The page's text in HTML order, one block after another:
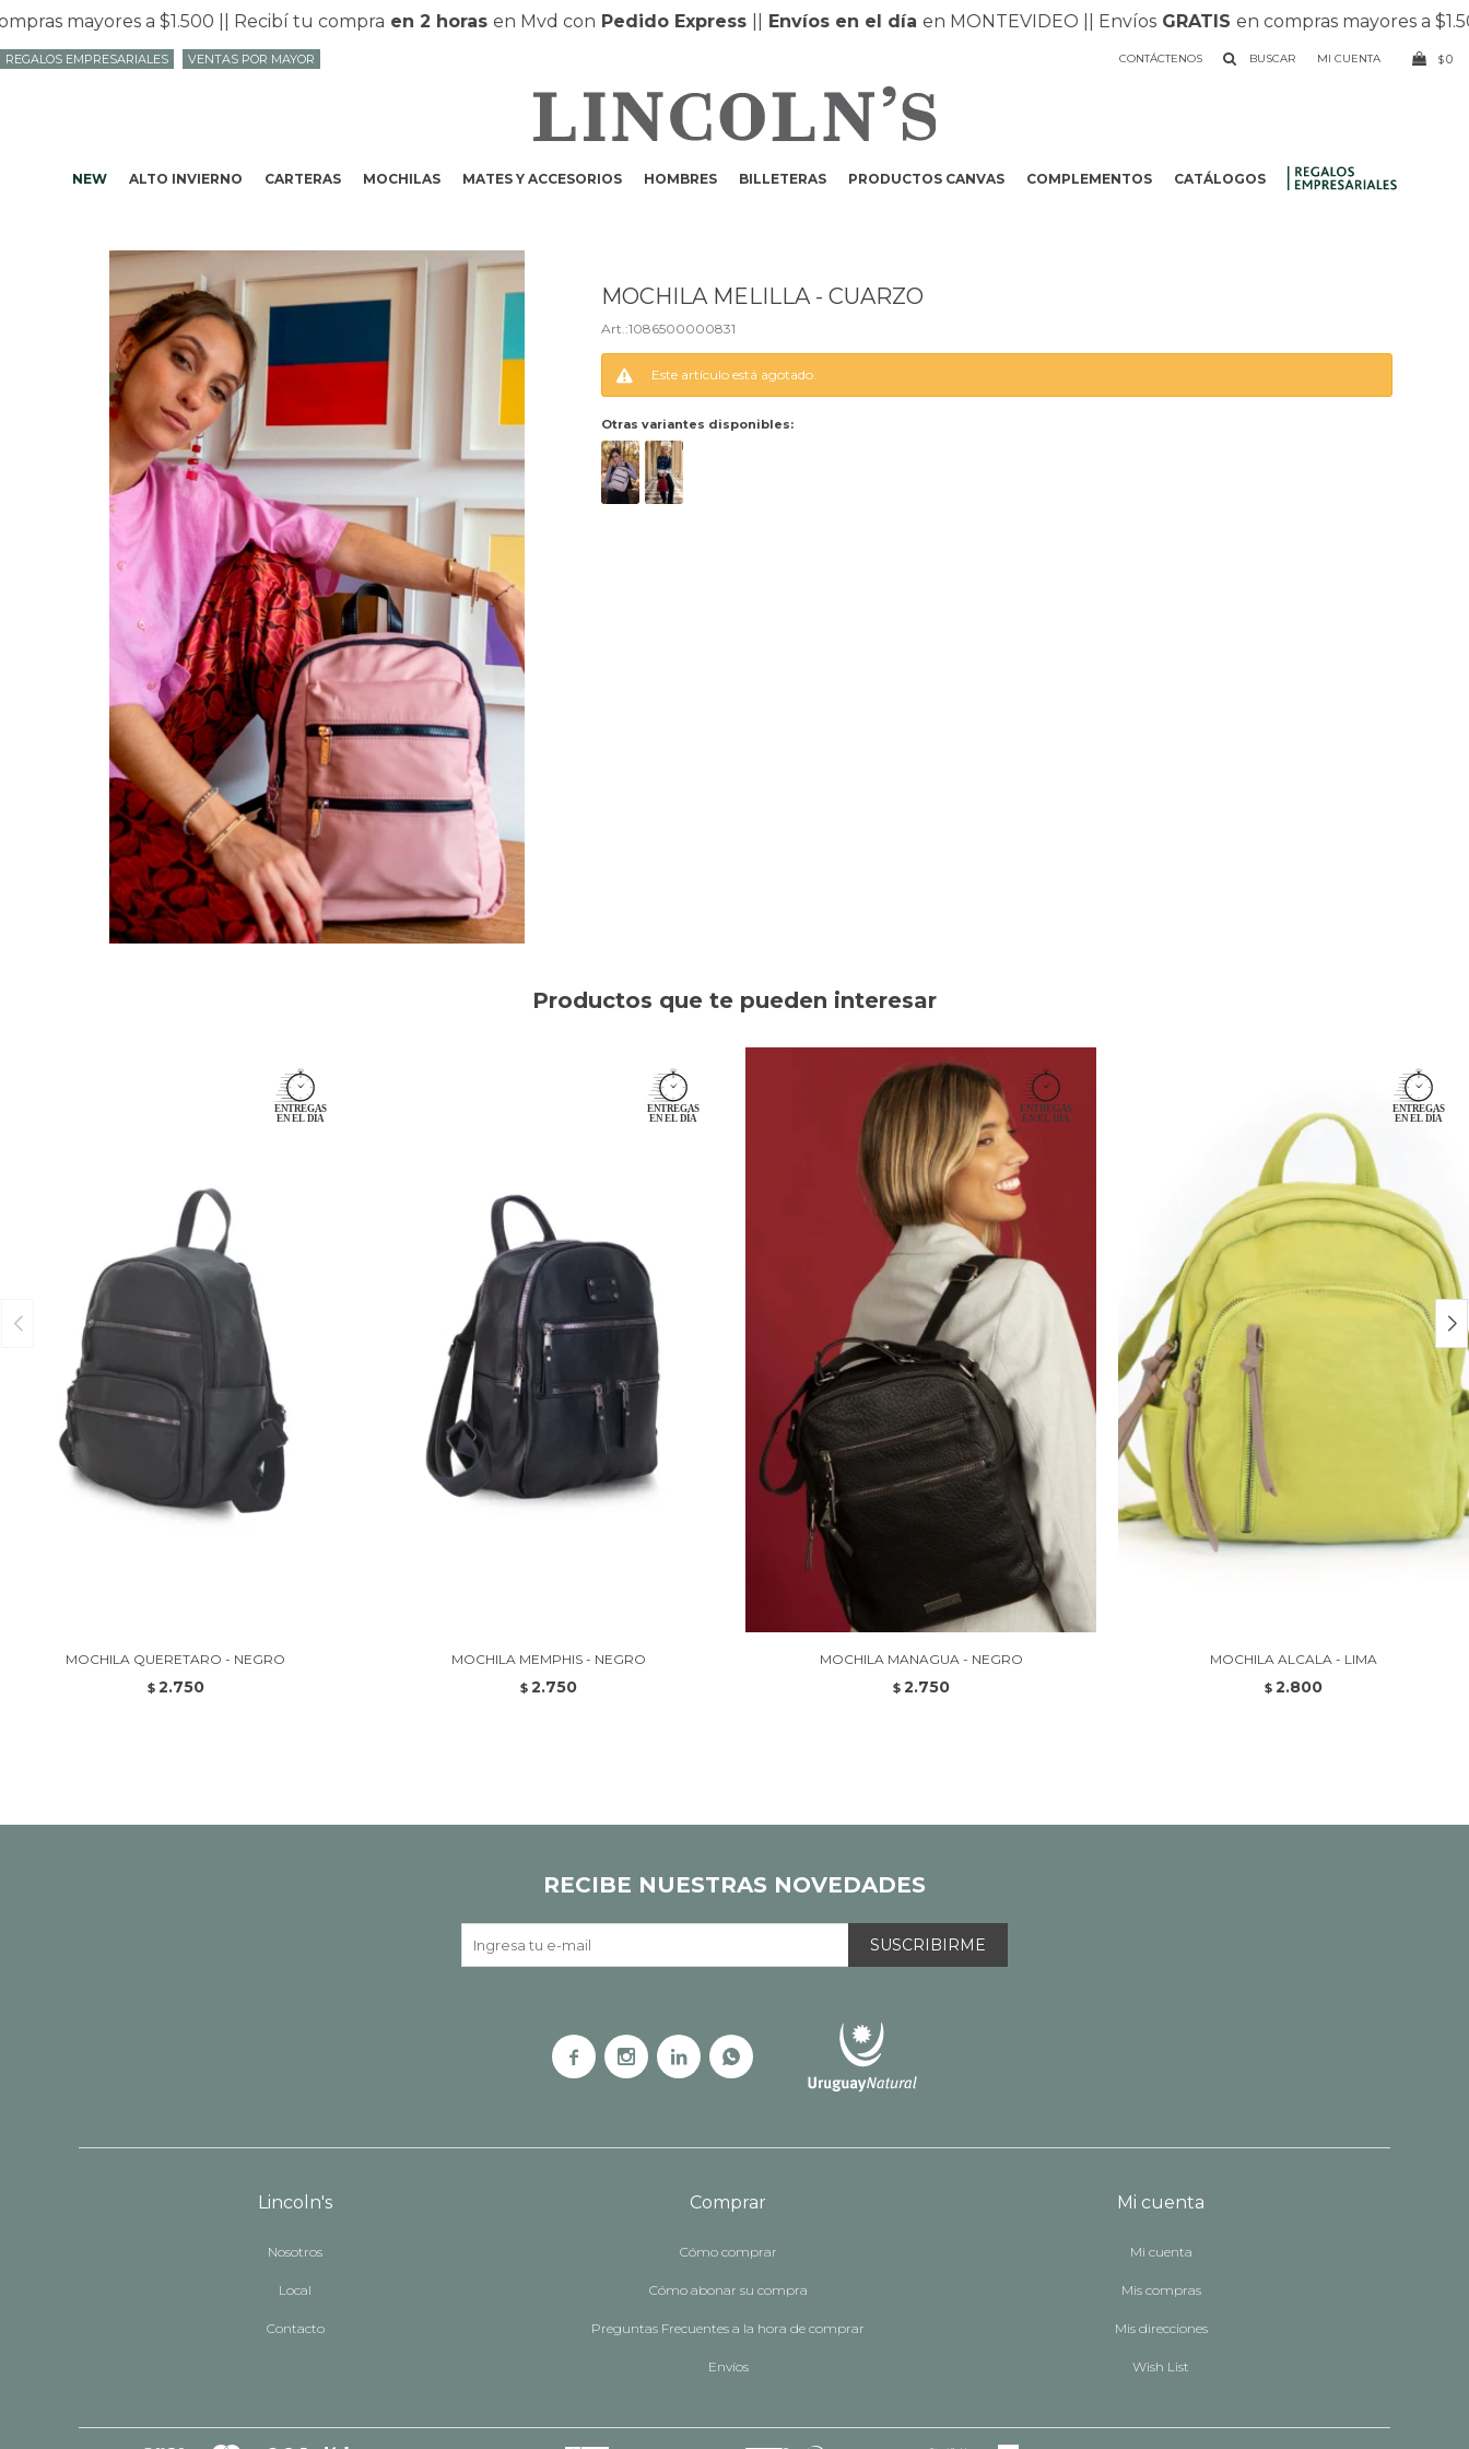
mayores a $1.500 || Recibí tu compraen 2 horasen Mvd con Pedido Express||Envíos en el día en MONTEVIDEO || EnvíosGRATISen compras mayores a $1.500 |
NEW ALTO INVIERNO CARTERAS MOCHILAS MATES Y ACCESORIOS HOMBRES BILLETERAS PRODUCTOS CANVAS COMPLEMENTOS CATÁLOGOS
CONTÁCTENOS $0
REGALOS EMPRESARIALES VENTAS POR MAYOR
MOCHILA MELILLA - CUARZO
1086500000831
Este artículo está agotado.
Otras variantes disponibles:
Productos que te pueden interesar
MOCHILA QUERETARO - NEGRO
$ 2.750
MOCHILA MEMPHIS - NEGRO
$ 2.750
MOCHILA MANAGUA - NEGRO
$ 2.750
MOCHILA ALCALA - LIMA
$ 2.800
Lincoln's
Nosotros
Local
Contacto
Comprar
Cómo comprar
Cómo abonar su compra
Preguntas Frecuentes a la hora de comprar
Envíos
Mi cuenta
Mi cuenta
Mis compras
Mis direcciones
Wish List
RECIBE NUESTRAS NOVEDADES
SUSCRIBIRME
   